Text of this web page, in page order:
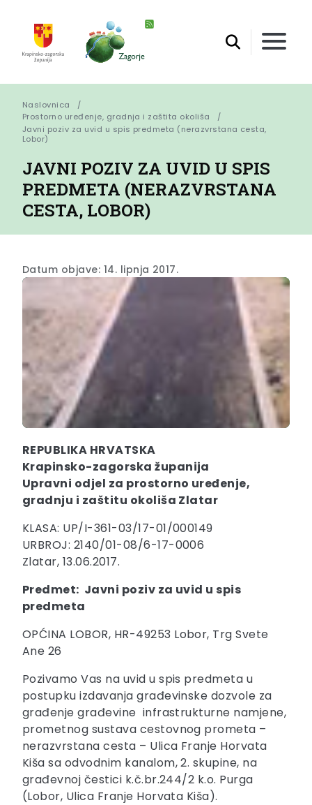
Naslovnica
Prostorno uređenje, gradnja i zaštita okoliša
Javni poziv za uvid u spis predmeta (nerazvrstana cesta,
Lobor)
JAVNI POZIV ZA UVID U SPIS
PREDMETA (NERAZVRSTANA
CESTA, LOBOR)
Datum objave: 14. lipnja 2017.
REPUBLIKA HRVATSKA
Krapinsko-zagorska županija
Upravni odjel za prostorno uređenje,
gradnju i zaštitu okoliša Zlatar
KLASA: UP/I-361-03/17-01/000149
URBROJ: 2140/01-08/6-17-0006
Zlatar, 13.06.2017.
Predmet: Javni poziv za uvid u spis
predmeta
OPĆINA LOBOR, HR-49253 Lobor, Trg Svete
Ane 26
Pozivamo Vas na uvid u spis predmeta u
postupku izdavanja građevinske dozvole za
građenje građevine infrastrukturne namjene,
prometnog sustava cestovnog prometa –
nerazvrstana cesta – Ulica Franje Horvata
Kiša sa odvodnim kanalom, 2. skupine, na
građevnoj čestici k.č.br.244/2 k.o. Purga
(Lobor, Ulica Franje Horvata Kiša).